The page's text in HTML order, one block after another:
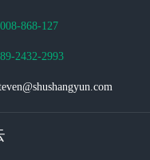
868-127
2432-2993